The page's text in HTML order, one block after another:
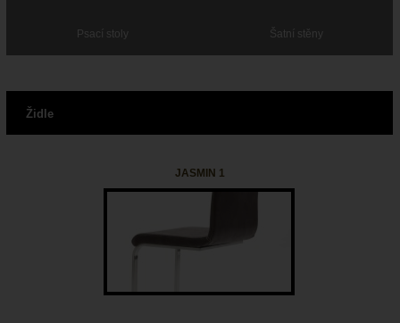
Psací stoly Šatní stěny
Židle
JASMIN 1